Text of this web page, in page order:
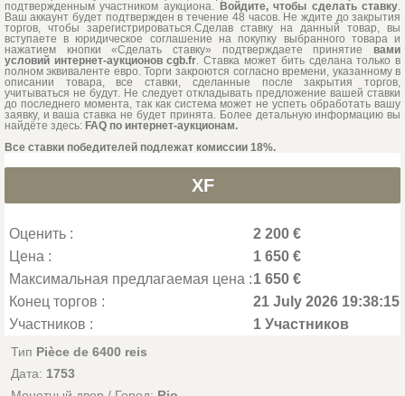
подтвержденным участником аукциона. Войдите, чтобы сделать ставку
Ваш аккаунт будет подтвержден в течение 48 часов. Не ждите до закрытия
торгов, чтобы зарегистрироваться.Сделав ставку на данный товар, вы
вступаете в юридическое соглашение на покупку выбранного товара и
нажатием кнопки «Сделать ставку» подтверждаете принятие вами
условий интернет-аукционов cgb.fr . Ставка может бить сделана только в
полном эквиваленте евро. Торги закроются согласно времени, указанному в
описании товара, все ставки, сделанные после закрытия торгов,
учитываться не будут. Не следует откладывать предложение вашей ставки
до последнего момента, так как система может не успеть обработать вашу
заявку, и ваша ставка не будет принята. Более детальную информацию вы
найдёте здесь: FAQ по интернет-аукционам.
Все ставки победителей подлежат комиссии 18%.
XF
Оценить :
2 200 €
Цена :
1 650 €
Максимальная предлагаемая цена :1 650 €
Конец торгов :
21 July 2026 19:38:15
Участников :
1 Участников
Тип Pièce de 6400 reis
Дата: 1753